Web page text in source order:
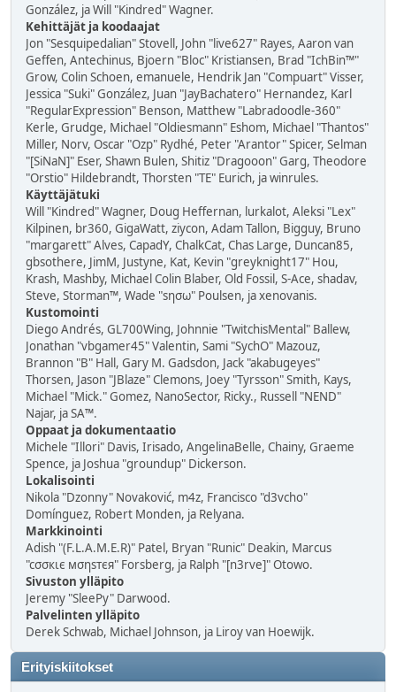
González, ja Will "Kindred" Wagner.
Kehittäjät ja koodaajat
Jon "Sesquipedalian" Stovell, John "live627" Rayes, Aaron van
Geffen, Antechinus, Bjoern "Bloc" Kristiansen, Brad "IchBin™"
Grow, Colin Schoen, emanuele, Hendrik Jan "Compuart" Visser,
Jessica "Suki" González, Juan "JayBachatero" Hernandez, Karl
"RegularExpression" Benson, Matthew "Labradoodle-360"
Kerle, Grudge, Michael "Oldiesmann" Eshom, Michael "Thantos"
Miller, Norv, Oscar "Ozp" Rydhé, Peter "Arantor" Spicer, Selman
"[SiNaN]" Eser, Shawn Bulen, Shitiz "Dragooon" Garg, Theodore
"Orstio" Hildebrandt, Thorsten "TE" Eurich, ja winrules.
Käyttäjätuki
Will "Kindred" Wagner, Doug Heffernan, lurkalot, Aleksi "Lex"
Kilpinen, br360, GigaWatt, ziycon, Adam Tallon, Bigguy, Bruno
"margarett" Alves, CapadY, ChalkCat, Chas Large, Duncan85,
gbsothere, JimM, Justyne, Kat, Kevin "greyknight17" Hou,
Krash, Mashby, Michael Colin Blaber, Old Fossil, S-Ace, shadav,
Steve, Storman™, Wade "sησω" Poulsen, ja xenovanis.
Kustomointi
Diego Andrés, GL700Wing, Johnnie "TwitchisMental" Ballew,
Jonathan "vbgamer45" Valentin, Sami "SychO" Mazouz,
Brannon "B" Hall, Gary M. Gadsdon, Jack "akabugeyes"
Thorsen, Jason "JBlaze" Clemons, Joey "Tyrsson" Smith, Kays,
Michael "Mick." Gomez, NanoSector, Ricky., Russell "NEND"
Najar, ja SA™.
Oppaat ja dokumentaatio
Michele "Illori" Davis, Irisado, AngelinaBelle, Chainy, Graeme
Spence, ja Joshua "groundup" Dickerson.
Lokalisointi
Nikola "Dzonny" Novaković, m4z, Francisco "d3vcho"
Domínguez, Robert Monden, ja Relyana.
Markkinointi
Adish "(F.L.A.M.E.R)" Patel, Bryan "Runic" Deakin, Marcus
"cσσкιє мσηѕтєя" Forsberg, ja Ralph "[n3rve]" Otowo.
Sivuston ylläpito
Jeremy "SleePy" Darwood.
Palvelinten ylläpito
Derek Schwab, Michael Johnson, ja Liroy van Hoewijk.
Erityiskiitokset